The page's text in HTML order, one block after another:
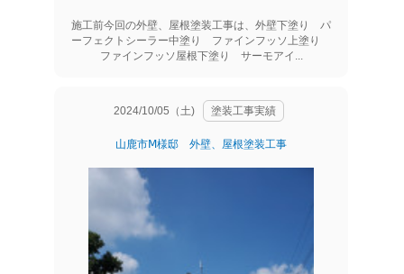
施工前今回の外壁、屋根塗装工事は、外壁下塗り パ
ーフェクトシーラー中塗り ファインフッソ上塗り
ファインフッソ屋根下塗り サーモアイ...
2024/10/05（土) 塗装工事実績
山鹿市Ⅿ様邸 外壁、屋根塗装工事